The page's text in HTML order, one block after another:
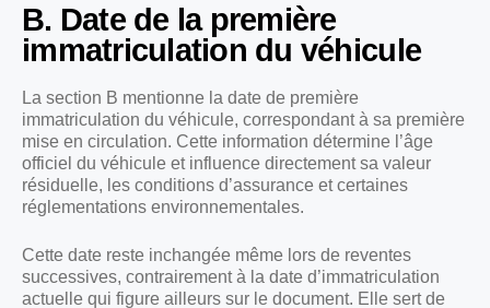
B. Date de la première
immatriculation du véhicule
La section B mentionne la date de première
immatriculation du véhicule, correspondant à sa première
mise en circulation. Cette information détermine l’âge
officiel du véhicule et influence directement sa valeur
résiduelle, les conditions d’assurance et certaines
réglementations environnementales.
Cette date reste inchangée même lors de reventes
successives, contrairement à la date d’immatriculation
actuelle qui figure ailleurs sur le document. Elle sert de